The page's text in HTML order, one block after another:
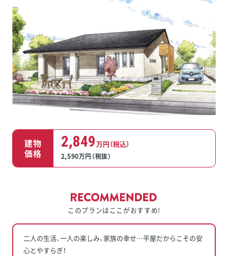
建物
価格
2,849万円（税込）
2,590万円（税抜）
このプランはここがおすすめ!
二人の生活、一人の楽しみ、家族の幸せ…平屋だからこその安
心とやすらぎ！